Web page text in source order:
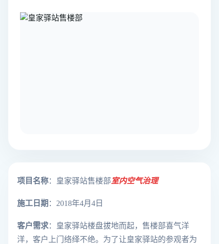
项目名称：皇家驿站售楼部 室内空气治理
施工日期 ：2018年4月4日
客户需求：
皇家驿站楼盘拔地而起，售楼部喜气洋
洋，客户上门络绎不绝。为了让皇家驿站的参观者为